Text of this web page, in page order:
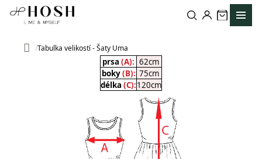
Přejít
Domů
Tabulka velikostí - Šaty Uma
prsa (A): 62cm
boky(B): 75cm
délka (C):120cm